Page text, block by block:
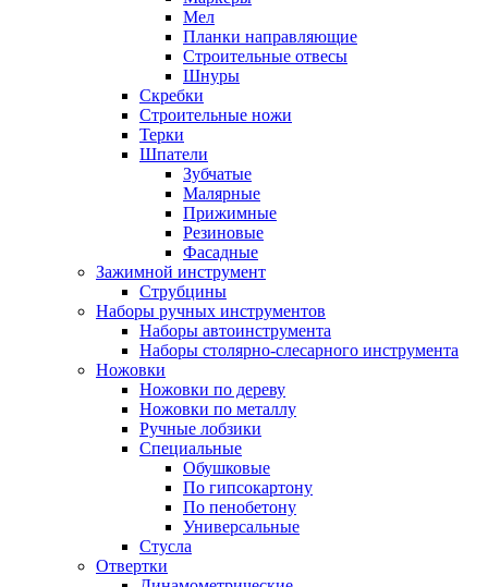
Мел
Планки направляющие
Строительные отвесы
Шнуры
Скребки
Строительные ножи
Терки
Шпатели
Зубчатые
Малярные
Прижимные
Резиновые
Фасадные
Зажимной инструмент
Струбцины
Наборы ручных инструментов
Наборы автоинструмента
Наборы столярно-слесарного инструмента
Ножовки
Ножовки по дереву
Ножовки по металлу
Ручные лобзики
Специальные
Обушковые
По гипсокартону
По пенобетону
Универсальные
Стусла
Отвертки